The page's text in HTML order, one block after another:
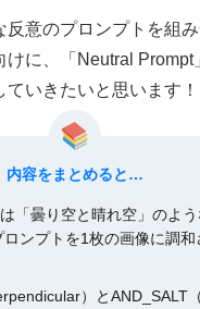
反意のプロンプトを組
けに、「Neutral Prompt
いきたいと思います！
内容をまとめると…
は「曇り空と晴れ空」のよ
ンプトを1枚の画像に調和
）とAND_SALT